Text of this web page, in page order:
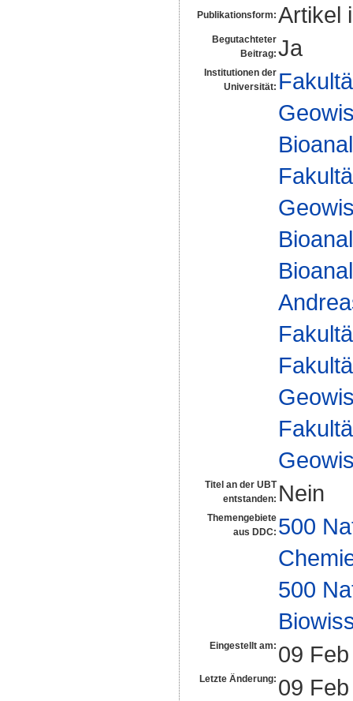
Publikationsform: Artikel
Begutachteter
Beitrag: Ja
Institutionen der
Universität:
Titel an der UBT
entstanden: Nein
Themengebiete
aus DDC: 500
500
Eingestellt am: 09
Letzte Änderung: 09